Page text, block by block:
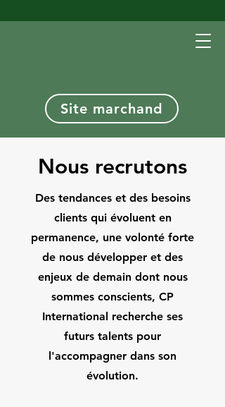
Site marchand
Nous recrutons
Des tendances et des besoins
clients qui évoluent en
permanence, une volonté forte
de nous développer et des
enjeux de demain dont nous
sommes conscients, CP
International recherche ses
futurs talents pour
l'accompagner dans son
évolution.